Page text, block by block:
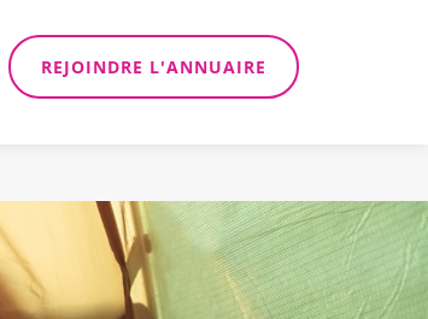
REJOINDRE L'ANNUAIRE